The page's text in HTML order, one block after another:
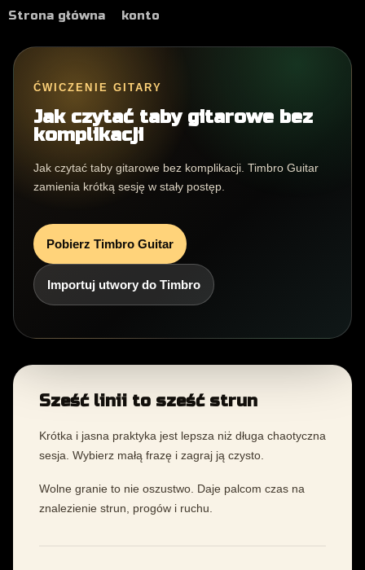
Strona główna konto
ĆWICZENIE GITARY
Jak czytać taby gitarowe bez
komplikacji
Jak czytać taby gitarowe bez komplikacji. Timbro Guitar
zamienia krótką sesję w stały postęp.
Pobierz Timbro Guitar
Importuj utwory do Timbro
Sześć linii to sześć strun
Krótka i jasna praktyka jest lepsza niż długa chaotyczna
sesja. Wybierz małą frazę i zagraj ją czysto.
Wolne granie to nie oszustwo. Daje palcom czas na
znalezienie strun, progów i ruchu.